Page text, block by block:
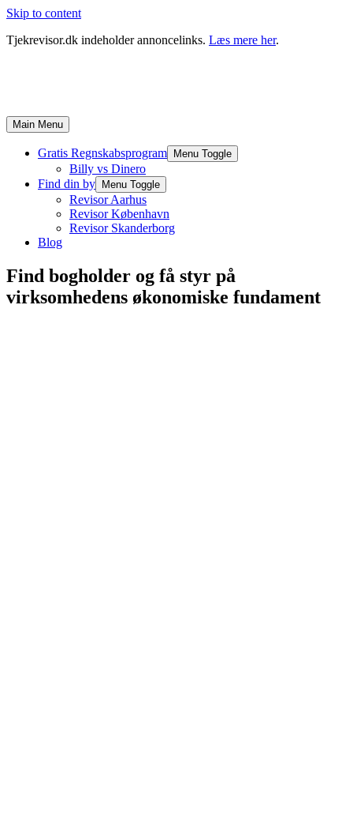
Skip to content
Tjekrevisor.dk indeholder annoncelinks. Læs mere her.
Main Menu
Gratis Regnskabsprogram Menu Toggle
Billy vs Dinero
Find din by
Menu Toggle
Revisor Aarhus
Revisor København
Revisor Skanderborg
Blog
Find bogholder og få styr på
virksomhedens økonomiske fundament